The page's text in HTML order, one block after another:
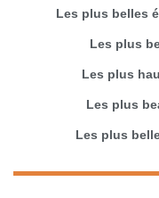
Les plus belles
Les plus
Les plus
Les plus
Les plus